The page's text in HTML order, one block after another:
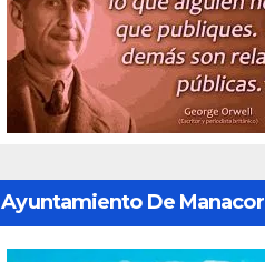
Ayuntamiento De Manacor